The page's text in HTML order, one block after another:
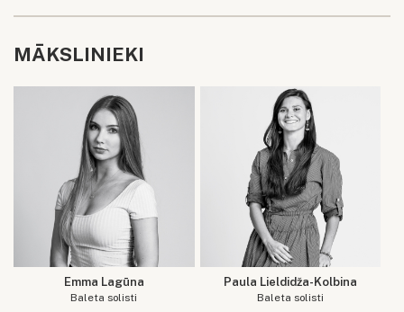
MĀKSLINIEKI
Emma Lagūna
Baleta solisti
Paula Lieldidža-Kolbina
Baleta solisti